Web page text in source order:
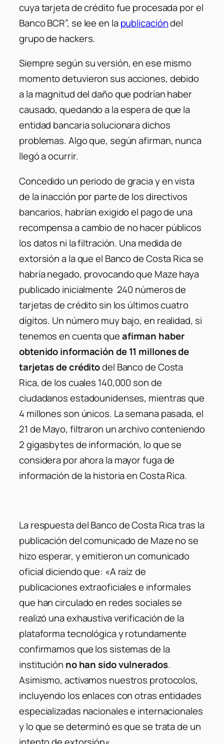
cuya tarjeta de crédito fue procesada por el
Banco BCR”, se lee en lapublicacióndel
grupo de hackers.
Siempre según su versión, en ese mismo
momento detuvieron sus acciones, debido
a la magnitud del daño que podrían haber
causado, quedando a la espera de que la
entidad bancaria solucionara dichos
problemas. Algo que, según afirman, nunca
llegó a ocurrir.
Concedido un periodo de gracia y en vista
de la inacción por parte de los directivos
bancarios, habrían exigido el pago de una
recompensa a cambio de no hacer públicos
los datos ni la filtración. Una medida de
extorsión a la que el Banco de Costa Rica se
habría negado, provocando que Maze haya
publicado inicialmente 240 números de
tarjetas de crédito sin los últimos cuatro
dígitos. Un número muy bajo, en realidad, si
tenemos en cuenta queafirman haber
obtenido información de 11 millones de
tarjetas de créditodel Banco de Costa
Rica, de los cuales 140,000 son de
ciudadanos estadounidenses, mientras que
4 millones son únicos. La semana pasada, el
21 de Mayo, filtraron un archivo conteniendo
2 gigasbytes de información, lo que se
considera por ahora la mayor fuga de
información de la historia en Costa Rica.
La respuesta del Banco de Costa Rica tras la
publicación del comunicado de Maze no se
hizo esperar, y emitieron un comunicado
oficial diciendo que: «A raíz de
publicaciones extraoficiales e informales
que han circulado en redes sociales se
realizó una exhaustiva verificación de la
plataforma tecnológica y rotundamente
confirmamos que los sistemas de la
institución no han sido vulnerados.
Asimismo, activamos nuestros protocolos,
incluyendo los enlaces con otras entidades
especializadas nacionales e internacionales
y lo que se determinó es que se trata de un